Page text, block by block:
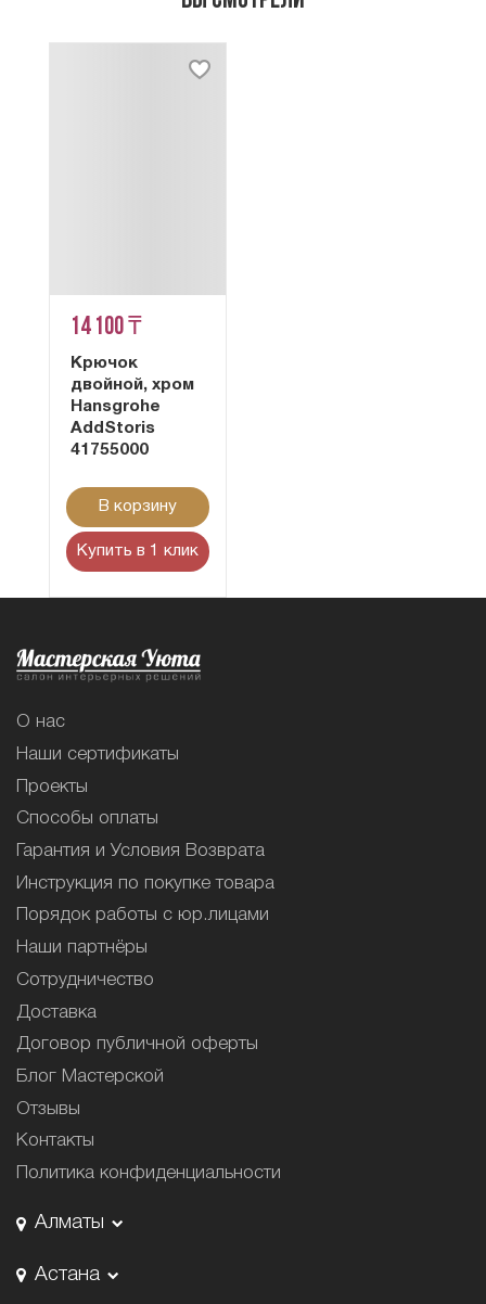
14 100 ₸
Крючок
двойной, хром
Hansgrohe
AddStoris
41755000
В корзину
Купить в 1 клик
О нас
Наши сертификаты
Проекты
Способы оплаты
Гарантия и Условия Возврата
Инструкция по покупке товара
Порядок работы с юр.лицами
Наши партнёры
Сотрудничество
Доставка
Договор публичной оферты
Блог Мастерской
Отзывы
Контакты
Политика конфиденциальности
Алматы
Астана